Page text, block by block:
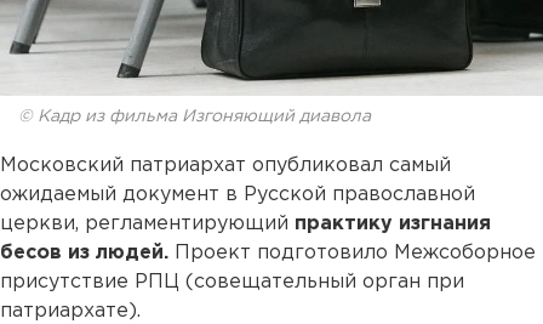
© Кадр из фильма Изгоняющий диавола
Московский патриархат опубликовал самый
ожидаемый документ в Русской православной
церкви, регламентирующий практику изгнания
бесов из людей. Проект подготовило Межсоборное
присутствие РПЦ (совещательный орган при
патриархате).